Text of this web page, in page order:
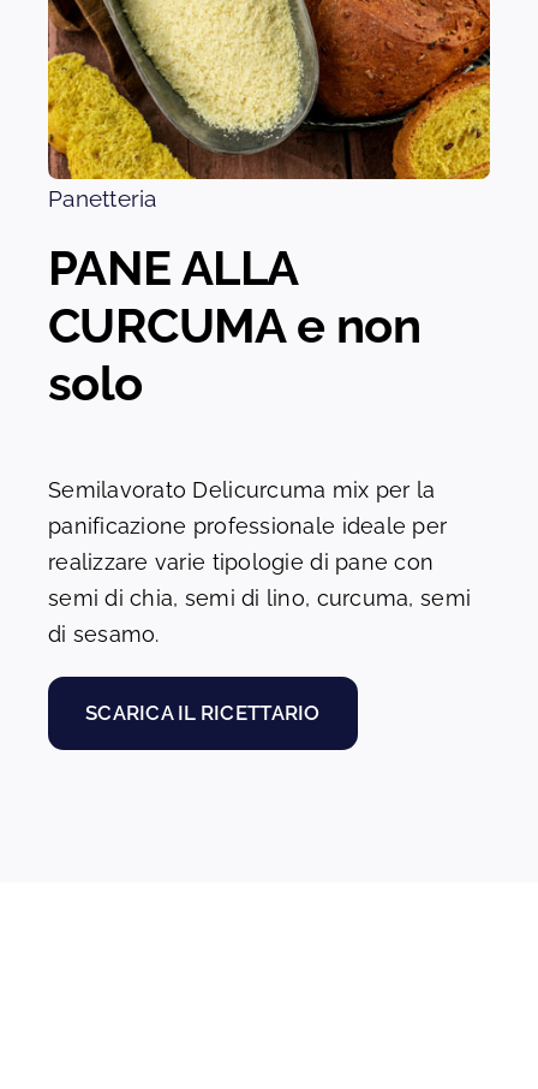
Panetteria
PANE ALLA
CURCUMA e non
solo
Semilavorato Delicurcuma mix per la
panificazione professionale ideale per
realizzare varie tipologie di pane con
semi di chia, semi di lino, curcuma, semi
di sesamo.
SCARICA IL RICETTARIO